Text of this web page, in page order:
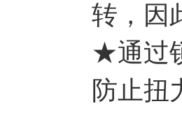
转，因
★通过
防止扭